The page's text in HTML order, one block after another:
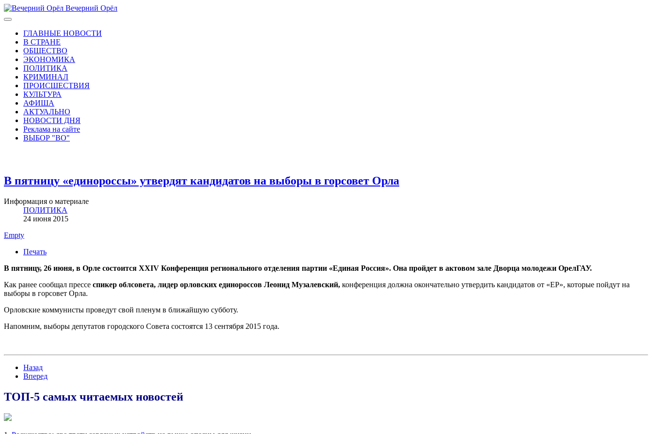
Вечерний Орёл
ГЛАВНЫЕ НОВОСТИ
В СТРАНЕ
ОБЩЕСТВО
ЭКОНОМИКА
ПОЛИТИКА
КРИМИНАЛ
ПРОИСШЕСТВИЯ
КУЛЬТУРА
АФИША
АКТУАЛЬНО
НОВОСТИ ДНЯ
Реклама на сайте
ВЫБОР "ВО"
В пятницу «единороссы» утвердят кандидатов на выборы в горсовет Орла
Информация о материале
ПОЛИТИКА
24 июня 2015
Empty
Печать
В пятницу, 26 июня, в Орле состоится XXIV Конференция регионального отделения партии «Единая Россия». Она пройдет в актовом зале Дворца молодежи ОрелГАУ.
Как ранее сообщал прессе спикер облсовета, лидер орловских единороссов Леонид Музалевский, конференция должна окончательно утвердить кандидатов от «ЕР», которые пойдут на
выборы в горсовет Орла.
Орловские коммунисты проведут свой пленум в ближайшую субботу.
Напомним, выборы депутатов городского Совета состоятся 13 сентября 2015 года.
Назад
Вперед
ТОП-5 самых читаемых новостей